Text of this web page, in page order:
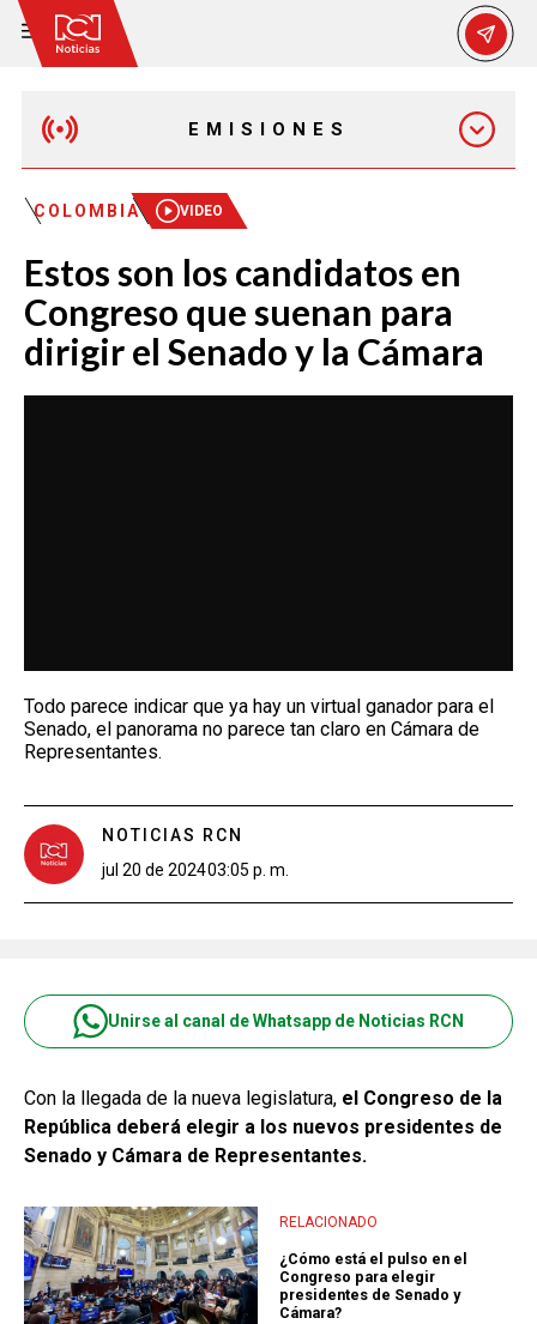
EMISIONES
MAÑANA EXPRESS
EMISIÓN 12:30 PM
EMISIÓN 7:00 PM
COLOMBIA VIDEO
Estos son los candidatos en
Congreso que suenan para
dirigir el Senado y la Cámara
Todo parece indicar que ya hay un virtual ganador para el
Senado, el panorama no parece tan claro en Cámara de
Representantes.
NOTICIAS RCN
jul 20 de 202403:05 p. m.
Unirse al canal de Whatsapp de Noticias RCN
Con la llegada de la nueva legislatura, el Congreso de la
República deberá elegir a los nuevos presidentes de
Senado y Cámara de Representantes.
RELACIONADO
¿Cómo está el pulso en el
Congreso para elegir
presidentes de Senado y
Cámara?